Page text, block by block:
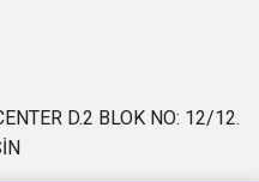
D.2 BLOK NO: 12/12.